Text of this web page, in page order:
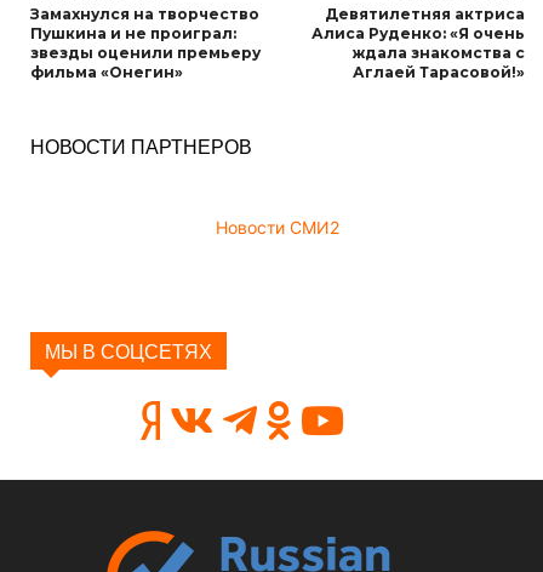
Замахнулся на творчество
Пушкина и не проиграл:
звезды оценили премьеру
фильма «Онегин»
Девятилетняя актриса
Алиса Руденко: «Я очень
ждала знакомства с
Аглаей Тарасовой!»
НОВОСТИ ПАРТНЕРОВ
Новости СМИ2
МЫ В СОЦСЕТЯХ